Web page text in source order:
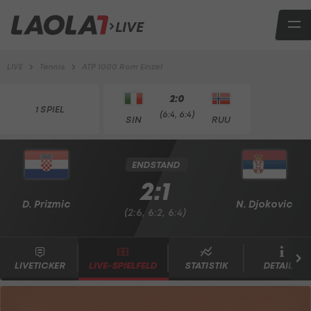
LIVE
LIVE Tennis ATP 1000 Rom Einzel
1 SPIEL
SIN
RUU
2:0
(6:4, 6:4)
D. Prizmic N. Djokovic
ENDSTAND
2:1
(2:6, 6:2, 6:4)
LIVETICKER LIVE-SPIELFELD STATISTIK DETAILS